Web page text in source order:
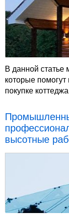
В данной
которые
покупке
высотные